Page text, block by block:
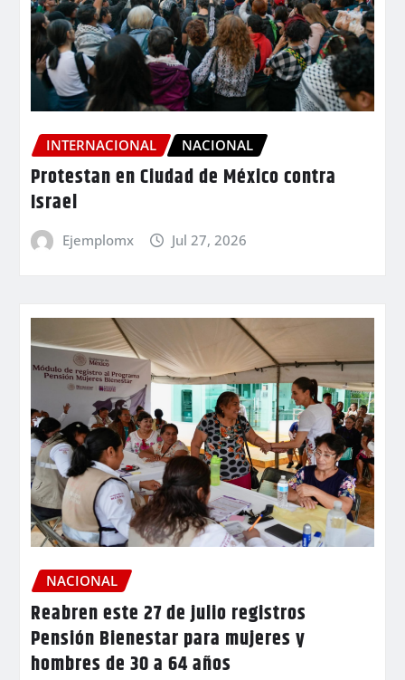
INTERNACIONAL NACIONAL
Protestan en Ciudad de México contra
Israel
Ejemplomx Jul 27, 2026
NACIONAL
Reabren este 27 de julio registros
Pensión Bienestar para mujeres y
hombres de 30 a 64 años